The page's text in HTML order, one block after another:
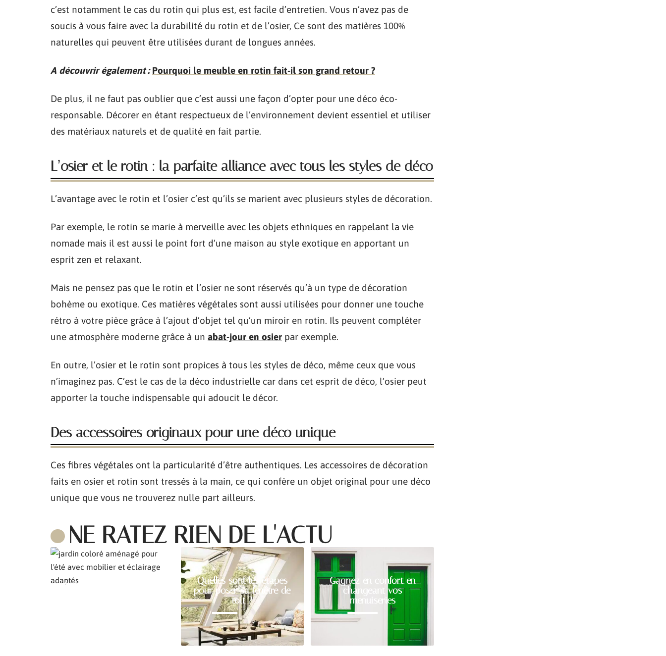
c’est notamment le cas du rotin qui plus est, est facile d’entretien. Vous n’avez pas de
soucis à vous faire avec la durabilité du rotin et de l’osier, Ce sont des matières 100%
naturelles qui peuvent être utilisées durant de longues années.
A découvrir également : Pourquoi le meuble en rotin fait-il son grand retour ?
De plus, il ne faut pas oublier que c’est aussi une façon d’opter pour une déco éco-
responsable. Décorer en étant respectueux de l’environnement devient essentiel et utiliser
des matériaux naturels et de qualité en fait partie.
L’osier et le rotin : la parfaite alliance avec tous les styles de déco
L’avantage avec le rotin et l’osier c’est qu’ils se marient avec plusieurs styles de décoration.
Par exemple, le rotin se marie à merveille avec les objets ethniques en rappelant la vie
nomade mais il est aussi le point fort d’une maison au style exotique en apportant un
esprit zen et relaxant.
Mais ne pensez pas que le rotin et l’osier ne sont réservés qu’à un type de décoration
bohème ou exotique. Ces matières végétales sont aussi utilisées pour donner une touche
rétro à votre pièce grâce à l’ajout d’objet tel qu’un miroir en rotin. Ils peuvent compléter
une atmosphère moderne grâce à un abat-jour en osier par exemple.
En outre, l’osier et le rotin sont propices à tous les styles de déco, même ceux que vous
n’imaginez pas. C’est le cas de la déco industrielle car dans cet esprit de déco, l’osier peut
apporter la touche indispensable qui adoucit le décor.
Des accessoires originaux pour une déco unique
Ces fibres végétales ont la particularité d’être authentiques. Les accessoires de décoration
faits en osier et rotin sont tressés à la main, ce qui confère un objet original pour une déco
unique que vous ne trouverez nulle part ailleurs.
NE RATEZ RIEN DE L'ACTU
Comment aménager son
Quelles sont les étapes
pour poser sa fenêtre de
toit ?
Gagnez en confort en
changeant vos
menuiseries